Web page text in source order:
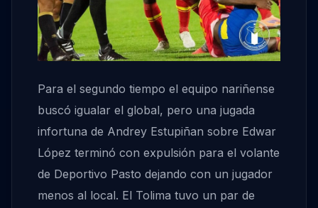
Para el segundo tiempo el equipo nariñense
buscó igualar el global, pero una jugada
infortuna de Andrey Estupiñan sobre Edwar
López terminó con expulsión para el volante
de Deportivo Pasto dejando con un jugador
menos al local. El Tolima tuvo un par de